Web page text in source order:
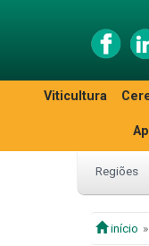
Viticultura
Regiões
início